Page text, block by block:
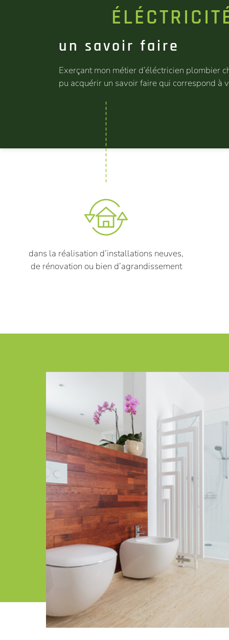
un savoir faire
Exerçant mon métier d’éléctricien plombier
pu acquérir un savoir faire qui correspond à
dans la réalisation d’installations neuves,
de rénovation ou bien d’agrandissement